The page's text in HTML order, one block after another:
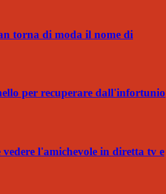
torna di moda il nome di
per recuperare dall'infortunio
l'amichevole in diretta tv e